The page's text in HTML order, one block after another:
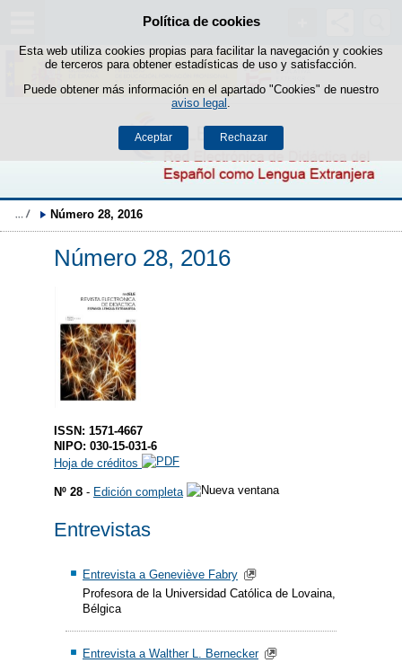
Política de cookies
Esta web utiliza cookies propias para facilitar la navegación y cookies
de terceros para obtener estadísticas de uso y satisfacción.
Puede obtener más información en el apartado "Cookies" de nuestro
aviso legal
Aceptar Rechazar
Saltar al contenido
Número 28, 2016
Número 28, 2016
ISSN: 1571-4667
NIPO: 030-15-031-6
Hoja de créditos
Nº 28 - Edición completa
Entrevistas
Entrevista a Geneviève Fabry
Profesora de la Universidad Católica de Lovaina,
Bélgica
Entrevista a Walther L. Bernecker